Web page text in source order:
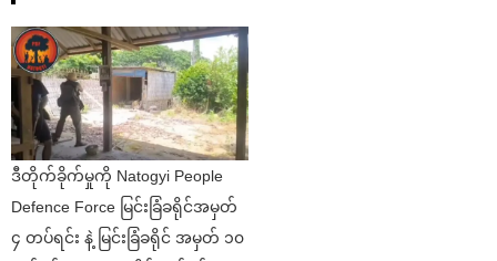
ဒီတိုက်ခိုက်မှုကို Natogyi People
Defence Force မြင်းခြံခရိုင်အမှတ်
၄ တပ်ရင်း နဲ့ မြင်းခြံခရိုင် အမှတ် ၁၀